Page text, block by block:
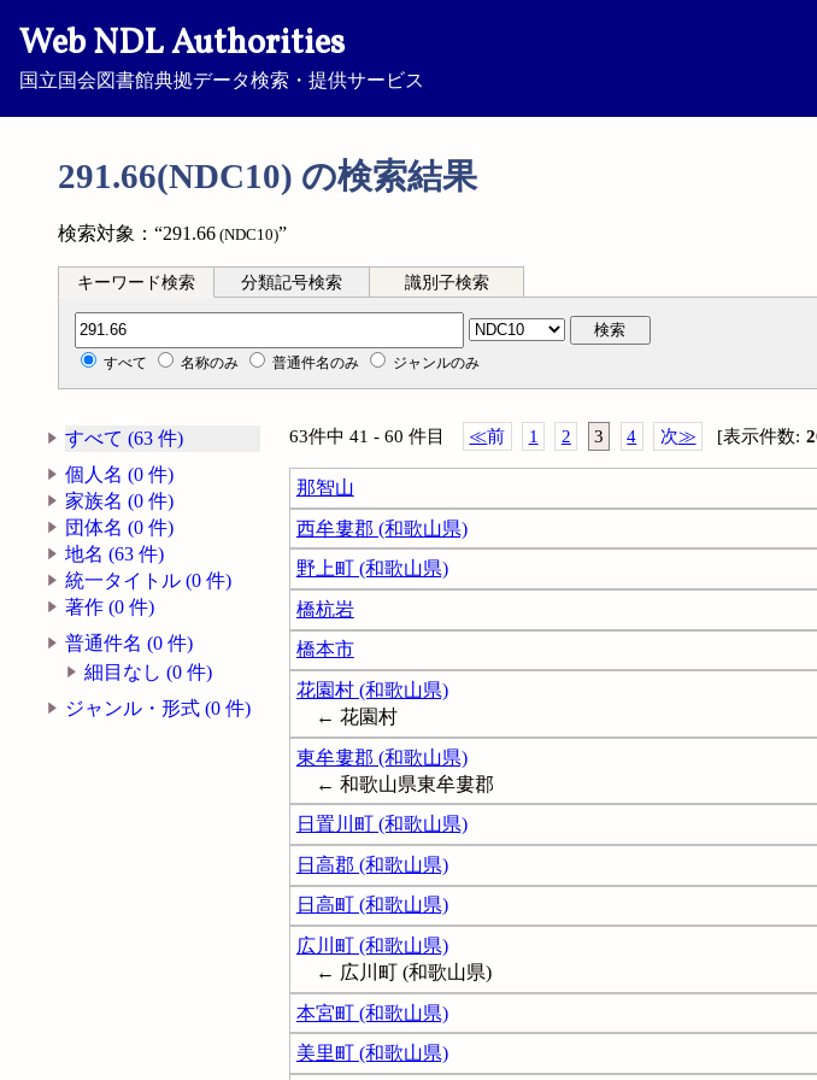
Web NDL Authorities
国立国会図書館典拠データ検索・提供サービス
291.66(NDC10) の検索結果
検索対象：“291.66 (NDC10)”
キーワード検索 分類記号検索 識別子検索
分類記号検索 検索
すべて 名称のみ 普通件名のみ ジャンルのみ
すべて (63 件)
個人名 (0 件)
家族名 (0 件)
団体名 (0 件)
地名 (63 件)
統一タイトル (0 件)
著作 (0 件)
普通件名 (0 件)
細目なし (0 件)
ジャンル・形式 (0 件)
63件中 41 - 60 件目 ≪前 1 2 3 4 次≫ [表示件数:
那智山
西牟婁郡 (和歌山県)
野上町 (和歌山県)
橋杭岩
橋本市
花園村 (和歌山県)
← 花園村
東牟婁郡 (和歌山県)
← 和歌山県東牟婁郡
日置川町 (和歌山県)
日高郡 (和歌山県)
日高町 (和歌山県)
広川町 (和歌山県)
← 広川町 (和歌山県)
本宮町 (和歌山県)
美里町 (和歌山県)